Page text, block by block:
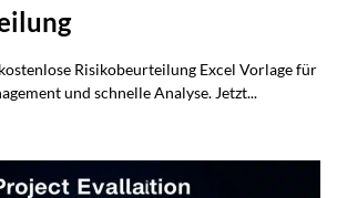
Risikobeurteilung Excel Vorlage für
und schnelle Analyse. Jetzt...